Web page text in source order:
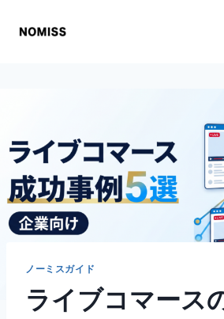
プ
ノーミスガイド
ライブコマース